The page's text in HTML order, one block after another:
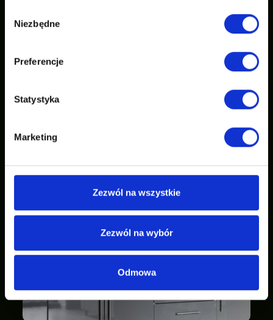
zgody
Niezbędne
Preferencje
Statystyka
Marketing
Zezwól na wszystkie
Zezwól na wybór
Odmowa